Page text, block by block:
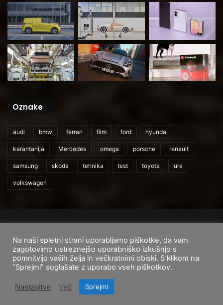
Oznake
audi bmw ferrari film ford hyundai
karantanija Mercedes omega porsche renault
samsung skoda tehnika test toyota ure
volkswagen
Domov
O nas Cenik storitev Pogoji uporabe
FacebookInstagram
TikTok
Na naši spletni strani uporabljamo piškotke, da vam
zagotovimo ustreznejšo uporabniško izkušnjo s
pomnitvijo vaših želja in večkratnimi obiski. S klikom na
“Sprejmi” soglašate z uporabo vseh piškotkov.
Nastavitve Več Sprejmi